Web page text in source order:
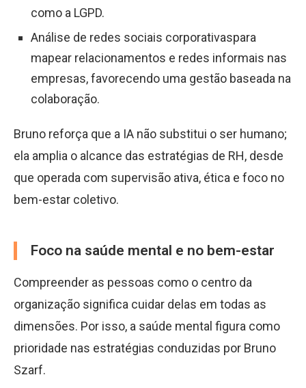
como a LGPD.
Análise de redes sociais corporativaspara
mapear relacionamentos e redes informais nas
empresas, favorecendo uma gestão baseada na
colaboração.
Bruno reforça que a IA não substitui o ser humano;
ela amplia o alcance das estratégias de RH, desde
que operada com supervisão ativa, ética e foco no
bem-estar coletivo.
Foco na saúde mental e no bem-estar
Compreender as pessoas como o centro da
organização significa cuidar delas em todas as
dimensões. Por isso, a saúde mental figura como
prioridade nas estratégias conduzidas por Bruno
Szarf.